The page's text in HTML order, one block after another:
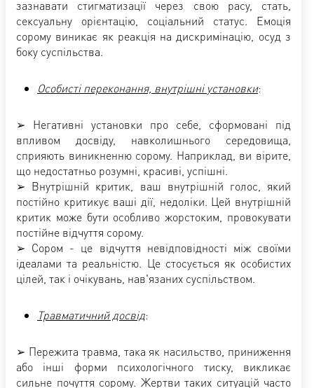
зазнавати стигматизації через свою расу, стать,
сексуальну орієнтацію, соціальний статус. Емоція
сорому виникає як реакція на дискримінацію, осуд з
боку суспільства.
Особисті переконання, внутрішні установки:
➢ Негативні установки про себе, сформовані під
впливом досвіду, навколишнього середовища,
сприяють виникненню сорому. Наприклад, ви вірите,
що недостатньо розумні, красиві, успішні.
➢ Внутрішній критик, ваш внутрішній голос, який
постійно критикує ваші дії, недоліки. Цей внутрішній
критик може бути особливо жорстоким, провокувати
постійне відчуття сорому.
➢ Сором - це відчуття невідповідності між своїми
ідеалами та реальністю. Це стосується як особистих
цілей, так і очікувань, нав'язаних суспільством.
Травматичний досвід:
➢ Пережита травма, така як насильство, приниження
або інші форми психологічного тиску, викликає
сильне почуття сорому. Жертви таких ситуацій часто